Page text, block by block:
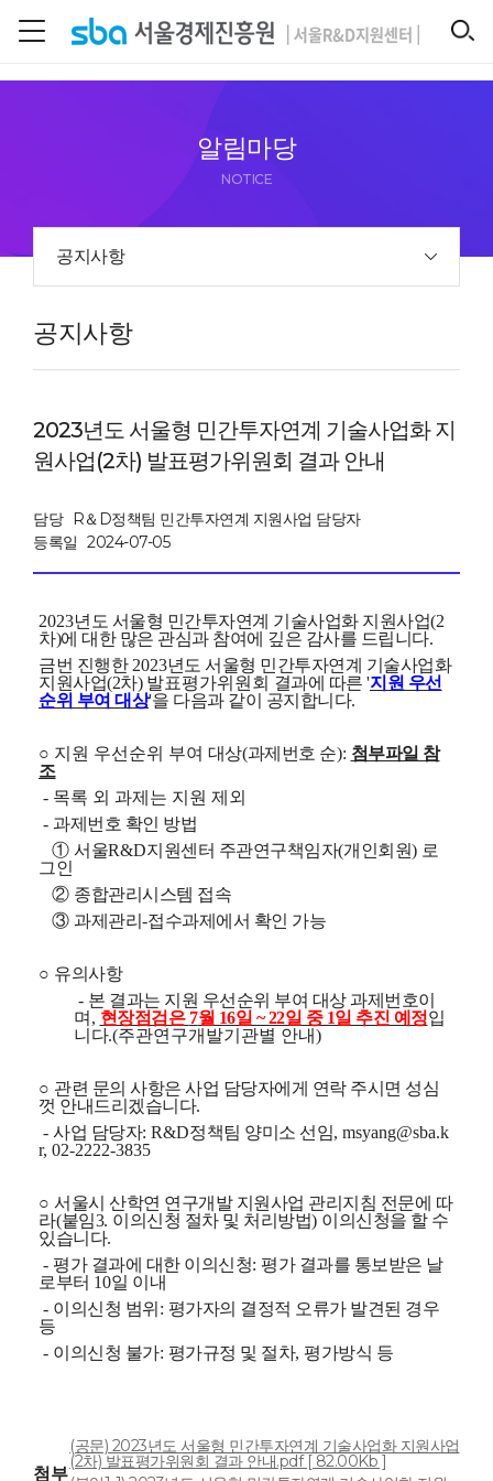
알림마당
NOTICE
공지사항
공지사항
2023년도 서울형 민간투자연계 기술사업화 지
원사업(2차) 발표평가위원회 결과 안내
담당
R＆D정책팀 민간투자연계 지원사업 담당자
등록일 2024-07-05
2023년도 서울형 민간투자연계 기술사업화 지원사업(2
차)에 대한 많은 관심과 참여에 깊은 감사를 드립니다.
금번 진행한 2023년도 서울형 민간투자연계 기술사업화
지원사업(2차)발표평가위원회 결과에 따른 '지원 우선
순위 부여 대상'을 다음과 같이 공지합니다.
○ 지원 우선순위 부여 대상(과제번호 순): 첨부파일 참
조
- 목록 외 과제는 지원 제외
- 과제번호 확인 방법
① 서울R&D지원센터 주관연구책임자(개인회원) 로
그인
② 종합관리시스템 접속
③ 과제관리 -접수과제에서 확인 가능
○ 유의사항
- 본 결과는 지원 우선순위 부여 대상 과제번호이
며 , 현장점검은 7월 16일 ~ 22일 중 1일 추진 예정입
니다.(주관연구개발기관별 안내)
○ 관련 문의 사항은 사업 담당자에게 연락 주시면 성심
껏 안내드리겠습니다.
- 사업 담당자: R&D정책팀 양미소 선임, msyang@sba.k
r, 02-2222-3835
○ 서울시 산학연 연구개발 지원사업 관리지침 전문에 따
라(붙임3. 이의신청 절차 및 처리방법) 이의신청을 할 수
있습니다.
- 평가 결과에 대한 이의신청: 평가 결과를 통보받은 날
로부터 10일 이내
- 이의신청 범위 : 평가자의 결정적 오류가 발견된 경우
등
- 이의신청 불가: 평가규정 및 절차, 평가방식 등
첨부
(공문) 2023년도 서울형 민간투자연계 기술사업화 지원사업
(2차) 발표평가위원회 결과 안내.pdf [ 82.00Kb ]